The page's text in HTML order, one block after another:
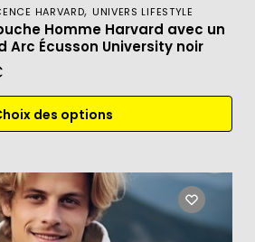
HARVARD, UNIVERS LIFESTYLE
Homme Harvard avec un
Arc Écusson University noir
des options